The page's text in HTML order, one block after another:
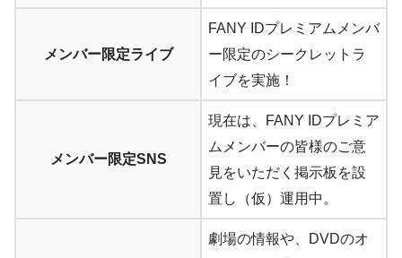
メンバー限定ライブ
FANY IDプレミアムメンバ
ー限定のシークレットラ
イブを実施！
メンバー限定SNS
現在は、FANY IDプレミア
ムメンバーの皆様のご意
見をいただく掲示板を設
置し（仮）運用中。
劇場の情報や、DVDのオ